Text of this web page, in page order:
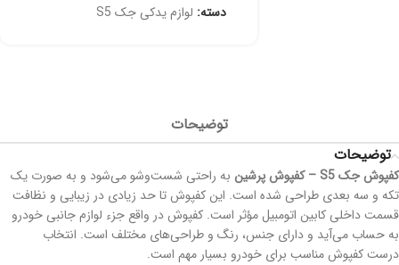
دسته: لوازم یدکی جک S5
توضیحات
توضیحات
کفپوش جکS5– کفپوش پرشین به راحتی شست‌وشو می‌شود و به صورت یک
تکه و سه بعدی طراحی شده است. این کفپوش تا حد زیادی در زیبایی و نظافت
قسمت داخلی کابین اتومبیل مؤثر است. کفپوش‌‌ در واقع جزء لوازم جانبی خودرو
به حساب می‌آید و دارای جنس‌، رنگ و طراحی‌های مختلف است. انتخاب
درست کفپوش مناسب برای خودرو بسیار مهم است.